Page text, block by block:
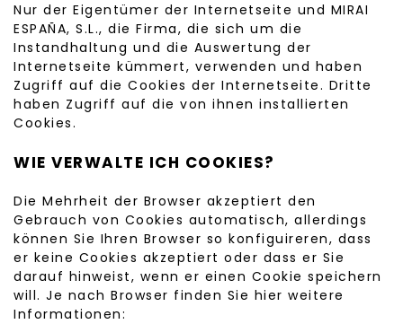
Nur der Eigentümer der Internetseite und MIRAI
ESPAÑA, S.L., die Firma, die sich um die
Instandhaltung und die Auswertung der
Internetseite kümmert, verwenden und haben
Zugriff auf die Cookies der Internetseite. Dritte
haben Zugriff auf die von ihnen installierten
Cookies.
WIE VERWALTE ICH COOKIES?
Die Mehrheit der Browser akzeptiert den
Gebrauch von Cookies automatisch, allerdings
können Sie Ihren Browser so konfiguireren, dass
er keine Cookies akzeptiert oder dass er Sie
darauf hinweist, wenn er einen Cookie speichern
will. Je nach Browser finden Sie hier weitere
Informationen: